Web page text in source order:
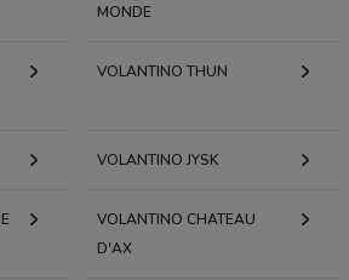
MONDE
VOLANTINO THUN
VOLANTINO JYSK
VOLANTINO CHATEAU
D'AX